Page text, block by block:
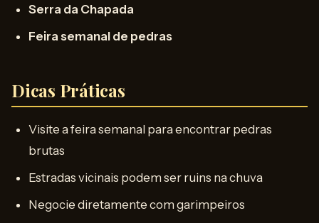
Serra da Chapada
Feira semanal de pedras
Dicas Práticas
Visite a feira semanal para encontrar pedras
brutas
Estradas vicinais podem ser ruins na chuva
Negocie diretamente com garimpeiros